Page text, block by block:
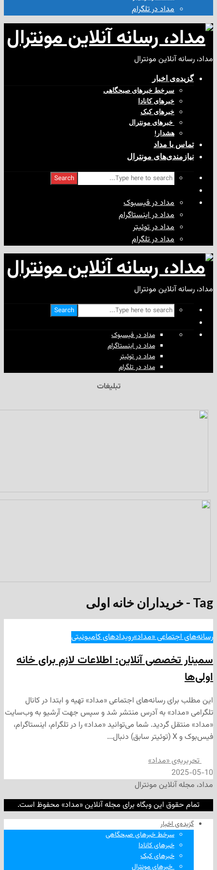
مداد در تلگرام
مونترال
اخبار
سرخط خبرهای صبحگاهی
خبرهای کانادا
خبرهای کبک
‌ خبرهای مونترال
مداد
مونترال
Search
مداد در فیسبوک
مداد در اینستاگرام
مداد در توئیتر
مداد در تلگرام
مونترال
Search
مداد در فیسبوک
مداد در اینستاگرام
مداد در توئیتر
مداد در تلگرام
«مداد»رویدادهای کامیونیتی
آنلاین: اطلاعات لازم برای خانه
رسانه‌های اجتماعی «مداد» تهیه و ابتدا در کانال
به آدرس منتشر شد و سپس جهت آرشیو به وب‌سایت
گردید. شما می‌توانید «مداد» را در تلگرام، اینستاگرام،
«مداد»
مونترال
این وبگاه برای مجله آنلاین «مداد» محفوظ است.
اخبار
سرخط خبرهای صبحگاهی
خبرهای کانادا
خبرهای کبک
‌ خبرهای مونترال